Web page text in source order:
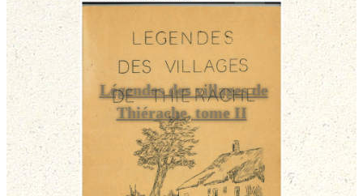
Légendes des villages de
Thiérache, tome II